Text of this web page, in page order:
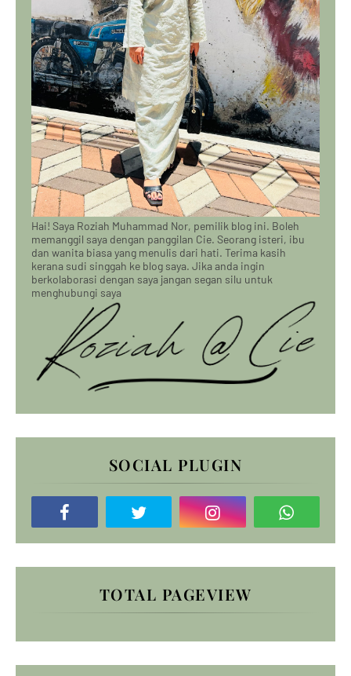
Hai! Saya Roziah Muhammad Nor, pemilik blog ini. Boleh
memanggil saya dengan panggilan Cie. Seorang isteri, ibu
dan wanita biasa yang menulis dari hati. Terima kasih
kerana sudi singgah ke blog saya. Jika anda ingin
berkolaborasi dengan saya jangan segan silu untuk
menghubungi saya
SOCIAL PLUGIN
TOTAL PAGEVIEW